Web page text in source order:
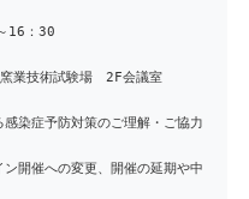
16：30
窯業技術試験場 2F会議室
症予防対策のご理解・ご協力
催への変更、開催の延期や中